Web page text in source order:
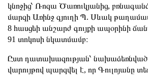
կնոջից՝ Ռոզա Ծառուկյանից,
մարզի Առինջ գյուղի Պ. Սևակ
8 հասցեի անշարժ գույքի ապօրինի
91 տոկոսի նկատմամբ։
Ըստ դատախազության՝
վարույթով պարզվել է, որ Գուլոյանը